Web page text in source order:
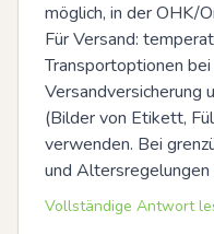
möglich, in der OHK/
Für Versand:
Transportoptionen
Versandversicherung
(Bilder von Etikett,
verwenden. Bei
und Altersregelungen
Vollständige Antwort